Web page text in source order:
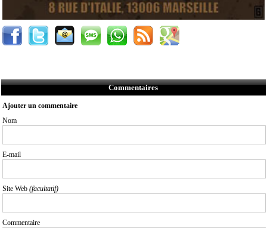
Commentaires
Ajouter un commentaire
Nom
E-mail
Site Web (facultatif)
Commentaire